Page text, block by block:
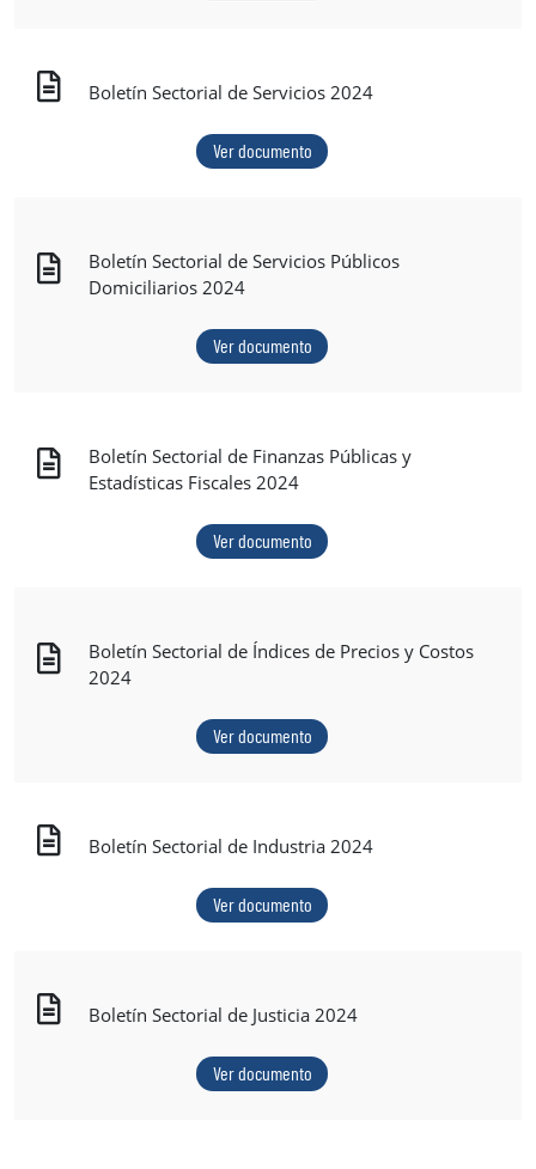
Boletín Sectorial de Servicios 2024
Ver documento
Boletín Sectorial de Servicios Públicos
Domiciliarios 2024
Ver documento
Boletín Sectorial de Finanzas Públicas y
Estadísticas Fiscales 2024
Ver documento
Boletín Sectorial de Índices de Precios y Costos
2024
Ver documento
Boletín Sectorial de Industria 2024
Ver documento
Boletín Sectorial de Justicia 2024
Ver documento